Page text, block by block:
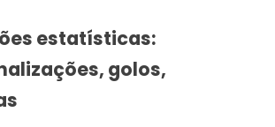
estatísticas:
golos,